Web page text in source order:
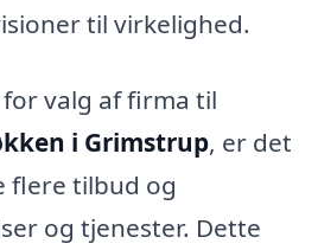
til virkelighed.
valg af firma til
i Grimstrup, er det
flere tilbud og
og tjenester. Dette